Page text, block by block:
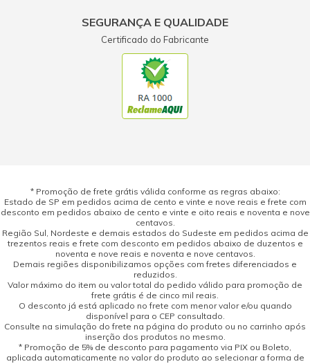
SEGURANÇA E QUALIDADE
Certificado do Fabricante
* Promoção de frete grátis válida conforme as regras abaixo:
Estado de SP em pedidos acima de cento e vinte e nove reais e frete com
desconto em pedidos abaixo de cento e vinte e oito reais e noventa e nove
centavos.
Região Sul, Nordeste e demais estados do Sudeste em pedidos acima de
trezentos reais e frete com desconto em pedidos abaixo de duzentos e
noventa e nove reais e noventa e nove centavos.
Demais regiões disponibilizamos opções com fretes diferenciados e
reduzidos.
Valor máximo do item ou valor total do pedido válido para promoção de
frete grátis é de cinco mil reais.
O desconto já está aplicado no frete com menor valor e/ou quando
disponível para o CEP consultado.
Consulte na simulação do frete na página do produto ou no carrinho após
inserção dos produtos no mesmo.
* Promoção de 5% de desconto para pagamento via PIX ou Boleto,
aplicada automaticamente no valor do produto ao selecionar a forma de